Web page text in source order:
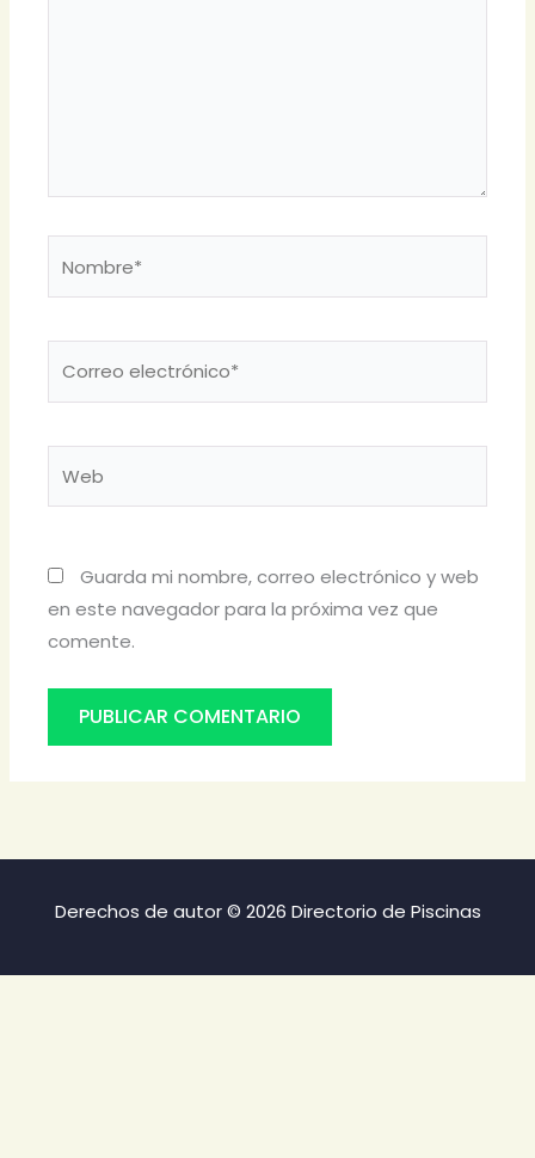
Guarda mi nombre, correo electrónico y web
en este navegador para la próxima vez que
comente.
Derechos de autor © 2026 Directorio de Piscinas